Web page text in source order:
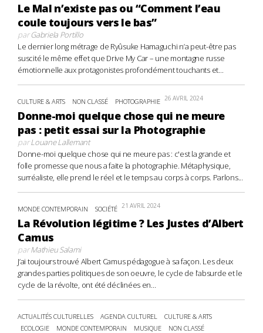
Le Mal n’existe pas ou “Comment l’eau
coule toujours vers le bas”
parGabriela Portillo
Le dernier long métrage de Ryûsuke Hamaguchi n’a peut-être pas
suscité le même effet que Drive My Car – une montagne russe
émotionnelle aux protagonistes profondément touchants et...
CULTURE & ARTS NON CLASSÉ PHOTOGRAPHIE 26 AVRIL 2024
Donne-moi quelque chose qui ne meure
pas : petit essai sur la Photographie
parLouane Lallemant
Donne-moi quelque chose qui ne meure pas : c'est la grande et
folle promesse que nous a faite la photographie. Métaphysique,
surréaliste, elle prend le réel et le temps au corps à corps. Parlons...
MONDE CONTEMPORAIN SOCIÉTÉ 21 AVRIL 2024
La Révolution légitime ? Les Justes d’Albert
Camus
parMathieu Salami
J’ai toujours trouvé Albert Camus pédagogue à sa façon. Les deux
grandes parties politiques de son oeuvre, le cycle de l’absurde et le
cycle de la révolte, ont été déclinées en...
ACTUALITÉS CULTURELLES AGENDA CULTUREL
CULTURE & ARTS
ECOLOGIE
MONDE CONTEMPORAIN MUSIQUE
NON CLASSÉ